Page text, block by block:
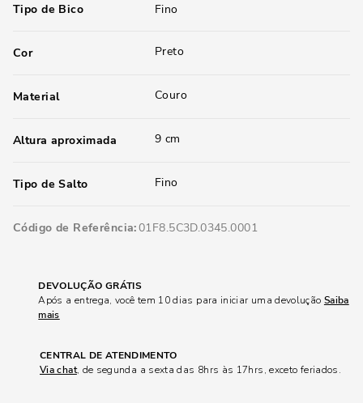
Tipo de Bico Fino
Cor Preto
Material Couro
Altura aproximada 9 cm
Tipo de Salto Fino
Código de Referência 01F8.5C3D.0345.0001
DEVOLUÇÃO GRÁTIS
Após a entrega, você tem 10 dias para iniciar uma devolução Saiba
mais
CENTRAL DE ATENDIMENTO
Via chat, de segunda a sexta das 8hrs às 17hrs, exceto feriados.